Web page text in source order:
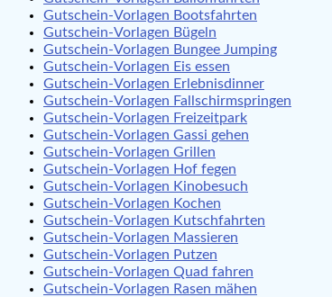
Gutschein-Vorlagen Bootsfahrten
Gutschein-Vorlagen Bügeln
Gutschein-Vorlagen Bungee Jumping
Gutschein-Vorlagen Eis essen
Gutschein-Vorlagen Erlebnisdinner
Gutschein-Vorlagen Fallschirmspringen
Gutschein-Vorlagen Freizeitpark
Gutschein-Vorlagen Gassi gehen
Gutschein-Vorlagen Grillen
Gutschein-Vorlagen Hof fegen
Gutschein-Vorlagen Kinobesuch
Gutschein-Vorlagen Kochen
Gutschein-Vorlagen Kutschfahrten
Gutschein-Vorlagen Massieren
Gutschein-Vorlagen Putzen
Gutschein-Vorlagen Quad fahren
Gutschein-Vorlagen Rasen mähen